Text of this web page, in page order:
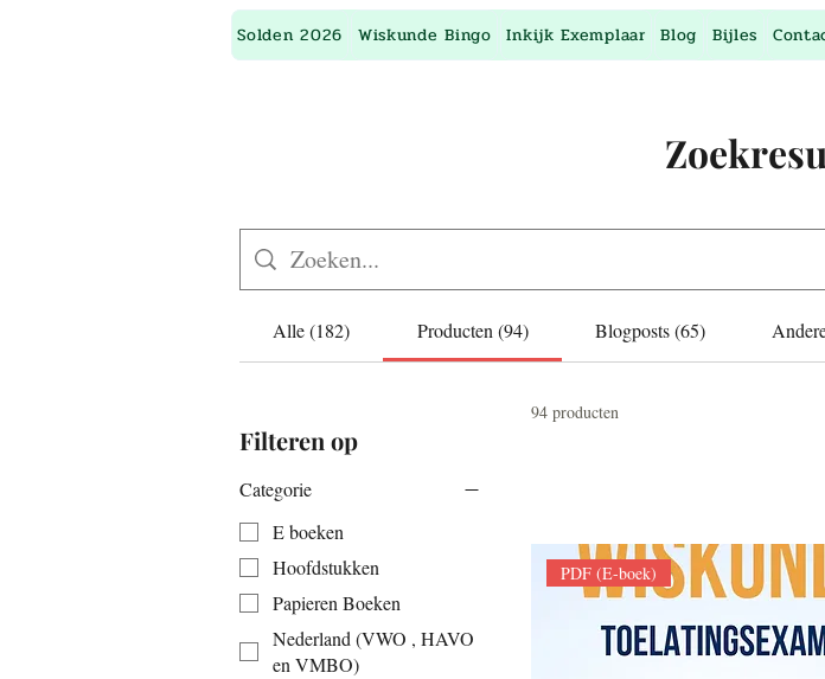
Solden 2026 Wiskunde Bingo Inkijk Exemplaar Blog Bijles
Alle (182) Producten (94) Blogposts (65)
Filteren op
Categorie
E boeken
Hoofdstukken
Papieren Boeken
Nederland (VWO , HAVO
en VMBO)
94 producten
PDF (E-boek)